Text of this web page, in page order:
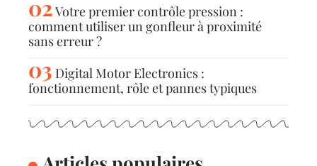
Votre premier contrôle pression :
comment utiliser un gonfleur à proximité
sans erreur ?
Digital Motor Electronics :
fonctionnement, rôle et pannes typiques